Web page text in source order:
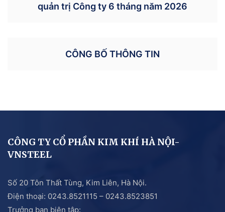
quản trị Công ty 6 tháng năm 2026
CÔNG BỐ THÔNG TIN
CÔNG TY CỔ PHẦN KIM KHÍ HÀ NỘI-
VNSTEEL
Số 20 Tôn Thất Tùng, Kim Liên, Hà Nội.
Điện thoại: 0243.8521115 – 0243.8523851
Trưởng ban biên tập: